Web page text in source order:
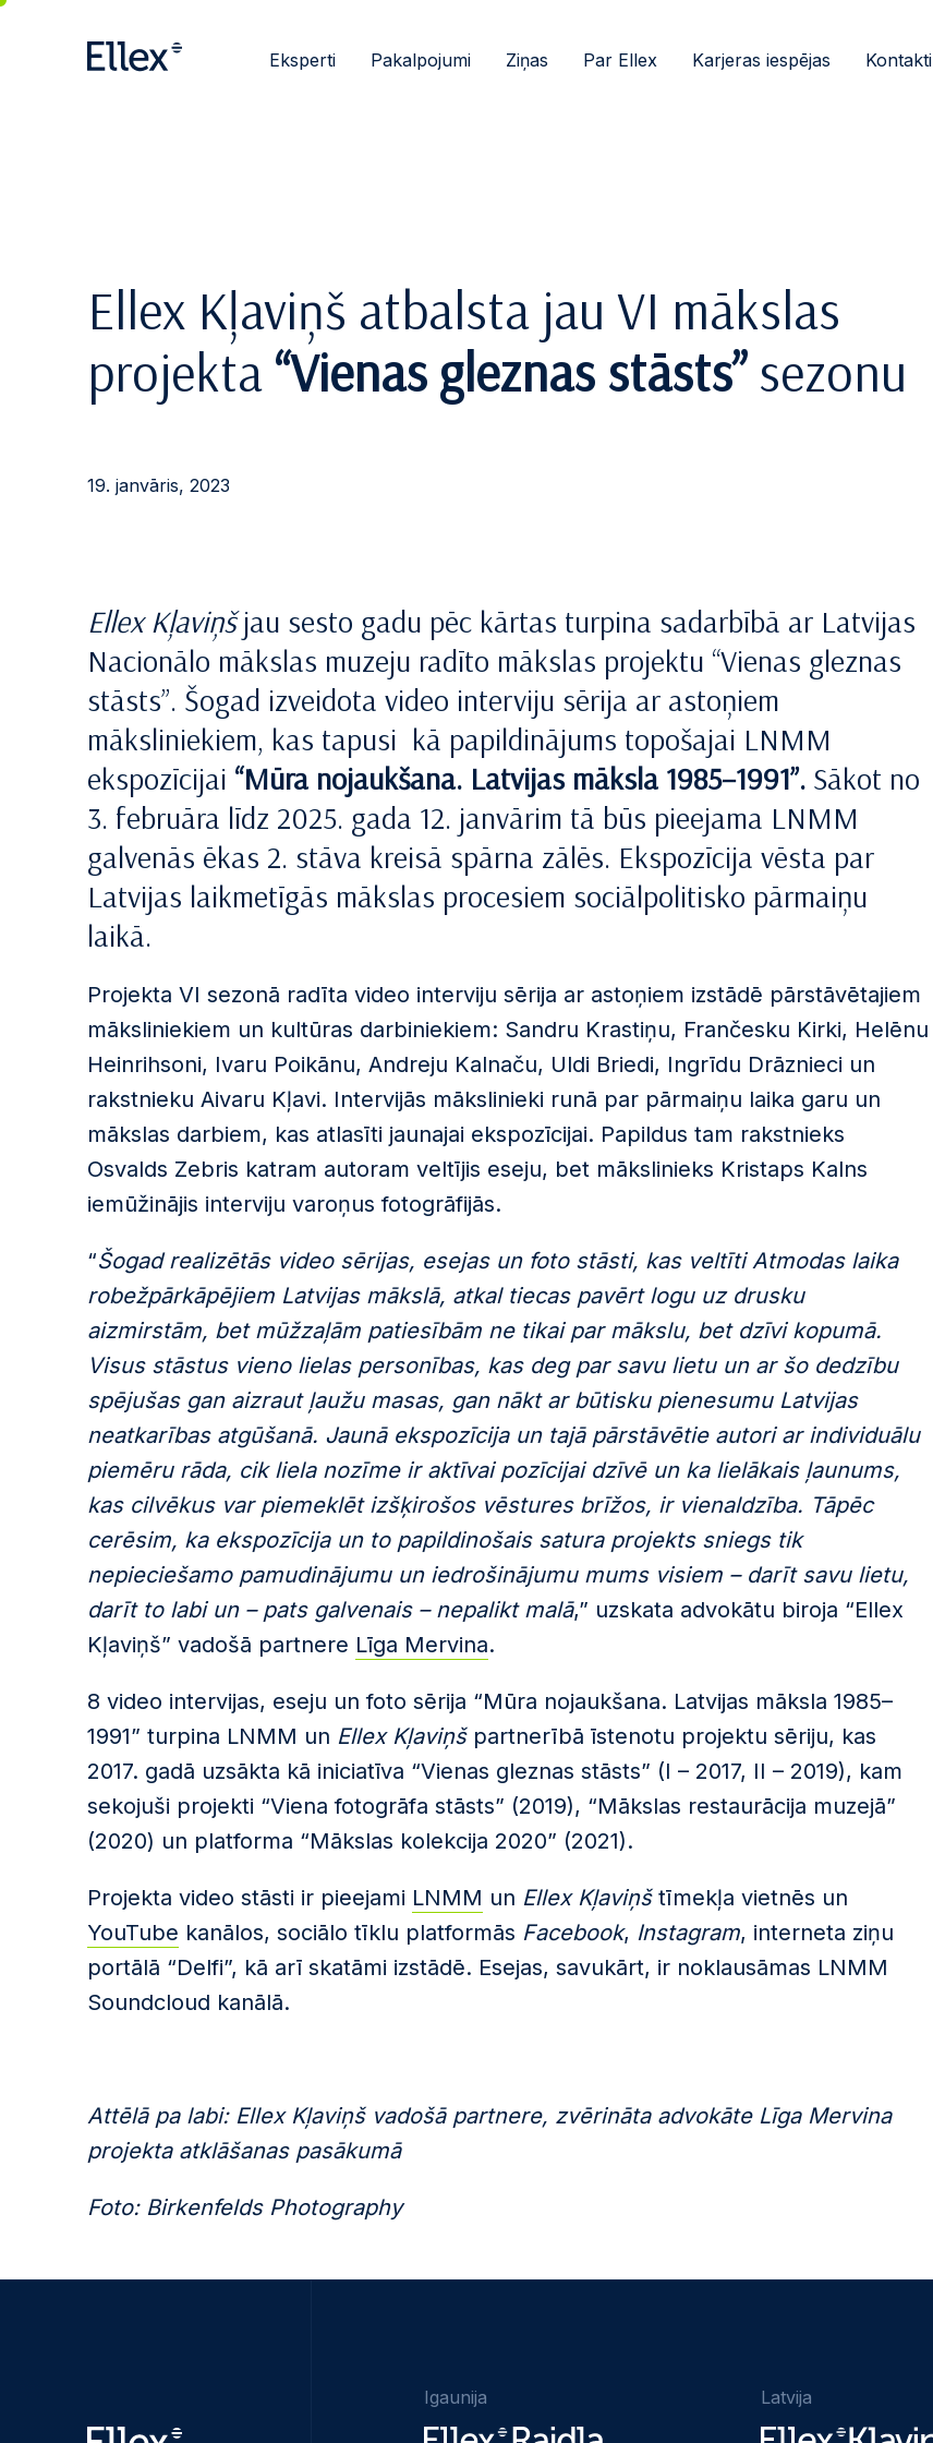
Eksperti Pakalpojumi Ziņas Par Ellex Karjeras iespējas Kontakti
Ellex Kļaviņš atbalsta jau VI mākslas
projekta “Vienas gleznas stāsts” sezonu
19. janvāris, 2023
Ellex Kļaviņšjau sesto gadu pēc kārtas turpina sadarbībā ar Latvijas
Nacionālo mākslas muzeju radīto mākslas projektu “Vienas gleznas
stāsts”. Šogad izveidota video interviju sērija ar astoņiem
māksliniekiem, kas tapusi kā papildinājums topošajai LNMM
ekspozīcijai “Mūra nojaukšana. Latvijas māksla 1985–1991”. Sākot no
3. februāra līdz 2025. gada 12. janvārim tā būs pieejama LNMM
galvenās ēkas 2. stāva kreisā spārna zālēs. Ekspozīcija vēsta par
Latvijas laikmetīgās mākslas procesiem sociālpolitisko pārmaiņu
laikā.
Projekta VI sezonā radīta video interviju sērija ar astoņiem izstādē pārstāvētajiem
māksliniekiem un kultūras darbiniekiem: Sandru Krastiņu, Frančesku Kirki, Helēnu
Heinrihsoni, Ivaru Poikānu, Andreju Kalnaču, Uldi Briedi, Ingrīdu Drāznieci un
rakstnieku Aivaru Kļavi. Intervijās mākslinieki runā par pārmaiņu laika garu un
mākslas darbiem, kas atlasīti jaunajai ekspozīcijai. Papildus tam rakstnieks
Osvalds Zebris katram autoram veltījis eseju, bet mākslinieks Kristaps Kalns
iemūžinājis interviju varoņus fotogrāfijās.
“Šogad realizētās video sērijas, esejas un foto stāsti, kas veltīti Atmodas laika
robežpārkāpējiem Latvijas mākslā, atkal tiecas pavērt logu uz drusku
aizmirstām, bet mūžzaļām patiesībām ne tikai par mākslu, bet dzīvi kopumā.
Visus stāstus vieno lielas personības, kas deg par savu lietu un ar šo dedzību
spējušas gan aizraut ļaužu masas, gan nākt ar būtisku pienesumu Latvijas
neatkarības atgūšanā. Jaunā ekspozīcija un tajā pārstāvētie autori ar individuālu
piemēru rāda, cik liela nozīme ir aktīvai pozīcijai dzīvē un ka lielākais ļaunums,
kas cilvēkus var piemeklēt izšķirošos vēstures brīžos, ir vienaldzība. Tāpēc
cerēsim, ka ekspozīcija un to papildinošais satura projekts sniegs tik
nepieciešamo pamudinājumu un iedrošinājumu mums visiem – darīt savu lietu,
darīt to labi un – pats galvenais – nepalikt malā,” uzskata advokātu biroja “Ellex
Kļaviņš” vadošā partnere Līga Mervina.
8 video intervijas, eseju un foto sērija “Mūra nojaukšana. Latvijas māksla 1985–
1991” turpina LNMM un Ellex Kļaviņšpartnerībā īstenotu projektu sēriju, kas
2017. gadā uzsākta kā iniciatīva “Vienas gleznas stāsts” (I – 2017, II – 2019), kam
sekojuši projekti “Viena fotogrāfa stāsts” (2019), “Mākslas restaurācija muzejā”
(2020) un platforma “Mākslas kolekcija 2020” (2021).
Projekta video stāsti ir pieejami LNMM un Ellex Kļaviņštīmekļa vietnēs un
YouTube kanālos, sociālo tīklu platformās Facebook, Instagram, interneta ziņu
portālā “Delfi”, kā arī skatāmi izstādē. Esejas, savukārt, ir noklausāmas LNMM
Soundcloud kanālā.
Attēlā pa labi: Ellex Kļaviņš vadošā partnere, zvērināta advokāte Līga Mervina
projekta atklāšanas pasākumā
Foto: Birkenfelds Photography
Igaunija Latvija